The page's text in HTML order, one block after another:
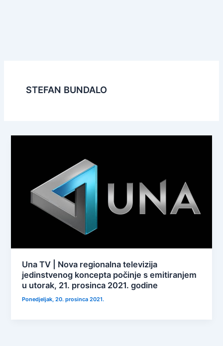
STEFAN BUNDALO
Una TV | Nova regionalna televizija
jedinstvenog koncepta počinje s emitiranjem
u utorak, 21. prosinca 2021. godine
Ponedjeljak, 20. prosinca 2021.